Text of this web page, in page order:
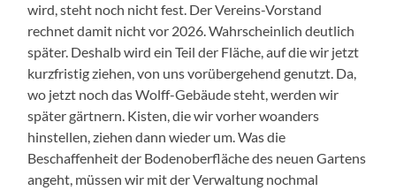
wird, steht noch nicht fest. Der Vereins-Vorstand
rechnet damit nicht vor 2026. Wahrscheinlich deutlich
später. Deshalb wird ein Teil der Fläche, auf die wir jetzt
kurzfristig ziehen, von uns vorübergehend genutzt. Da,
wo jetzt noch das Wolff-Gebäude steht, werden wir
später gärtnern. Kisten, die wir vorher woanders
hinstellen, ziehen dann wieder um. Was die
Beschaffenheit der Bodenoberfläche des neuen Gartens
angeht, müssen wir mit der Verwaltung nochmal